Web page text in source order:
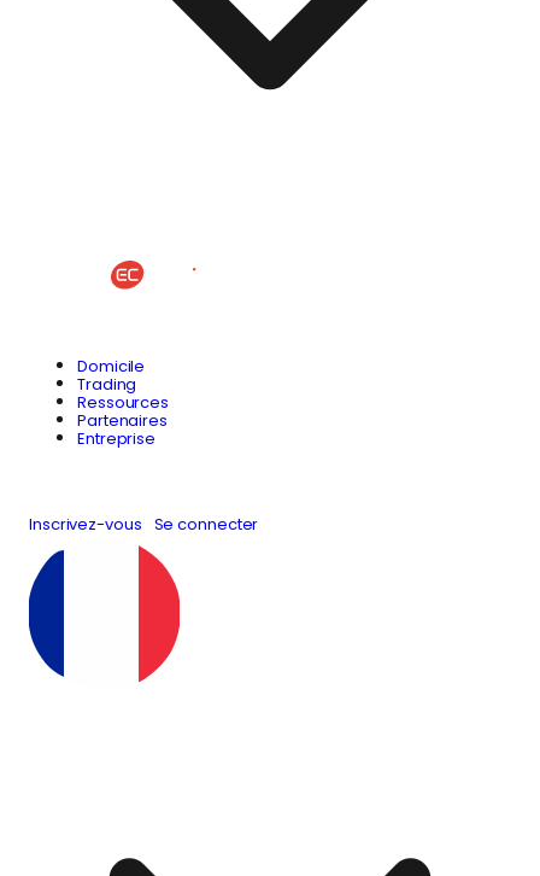
Domicile
Trading
Ressources
Partenaires
Entreprise
Inscrivez-vous Se connecter